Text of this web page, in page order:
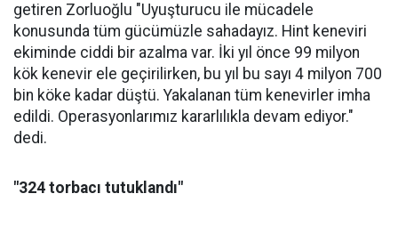
getiren Zorluoğlu "Uyuşturucu ile mücadele
konusunda tüm gücümüzle sahadayız. Hint keneviri
ekiminde ciddi bir azalma var. İki yıl önce 99 milyon
kök kenevir ele geçirilirken, bu yıl bu sayı 4 milyon 700
bin köke kadar düştü. Yakalanan tüm kenevirler imha
edildi. Operasyonlarımız kararlılıkla devam ediyor."
dedi.
"324 torbacı tutuklandı"